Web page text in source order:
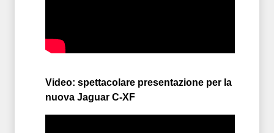
Video: spettacolare presentazione per la
nuova Jaguar C-XF